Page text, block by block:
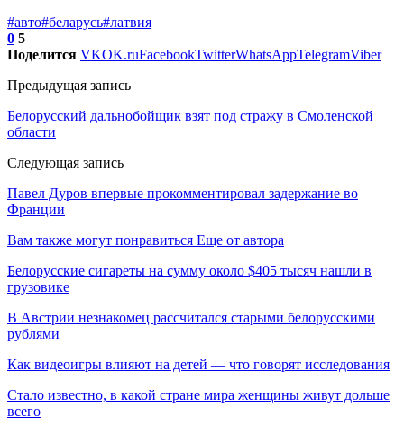
#авто#беларусь#латвия
0 5
Поделится VKOK.ruFacebookTwitterWhatsAppTelegramViber
Предыдущая запись
Белорусский дальнобойщик взят под стражу в Смоленской
области
Следующая запись
Павел Дуров впервые прокомментировал задержание во
Франции
Вам также могут понравиться Еще от автора
Белорусские сигареты на сумму около $405 тысяч нашли в
грузовике
В Австрии незнакомец рассчитался старыми белорусскими
рублями
Как видеоигры влияют на детей — что говорят исследования
Стало известно, в какой стране мира женщины живут дольше
всего